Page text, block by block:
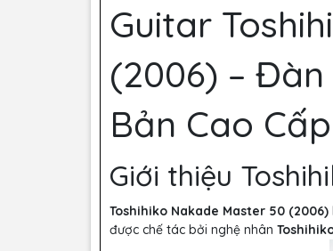
Guitar
(2006) –
Bản Cao Cấp
Giới thiệu
Toshihiko Nakade Master 50 (2006)
được chế tác bởi nghệ nhân